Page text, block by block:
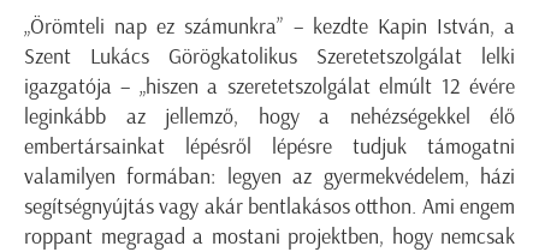
„Örömteli nap ez számunkra” – kezdte Kapin István, a
Szent Lukács Görögkatolikus Szeretetszolgálat lelki
igazgatója – „hiszen a szeretetszolgálat elmúlt 12 évére
leginkább az jellemző, hogy a nehézségekkel élő
embertársainkat lépésről lépésre tudjuk támogatni
valamilyen formában: legyen az gyermekvédelem, házi
segítségnyújtás vagy akár bentlakásos otthon. Ami engem
roppant megragad a mostani projektben, hogy nemcsak